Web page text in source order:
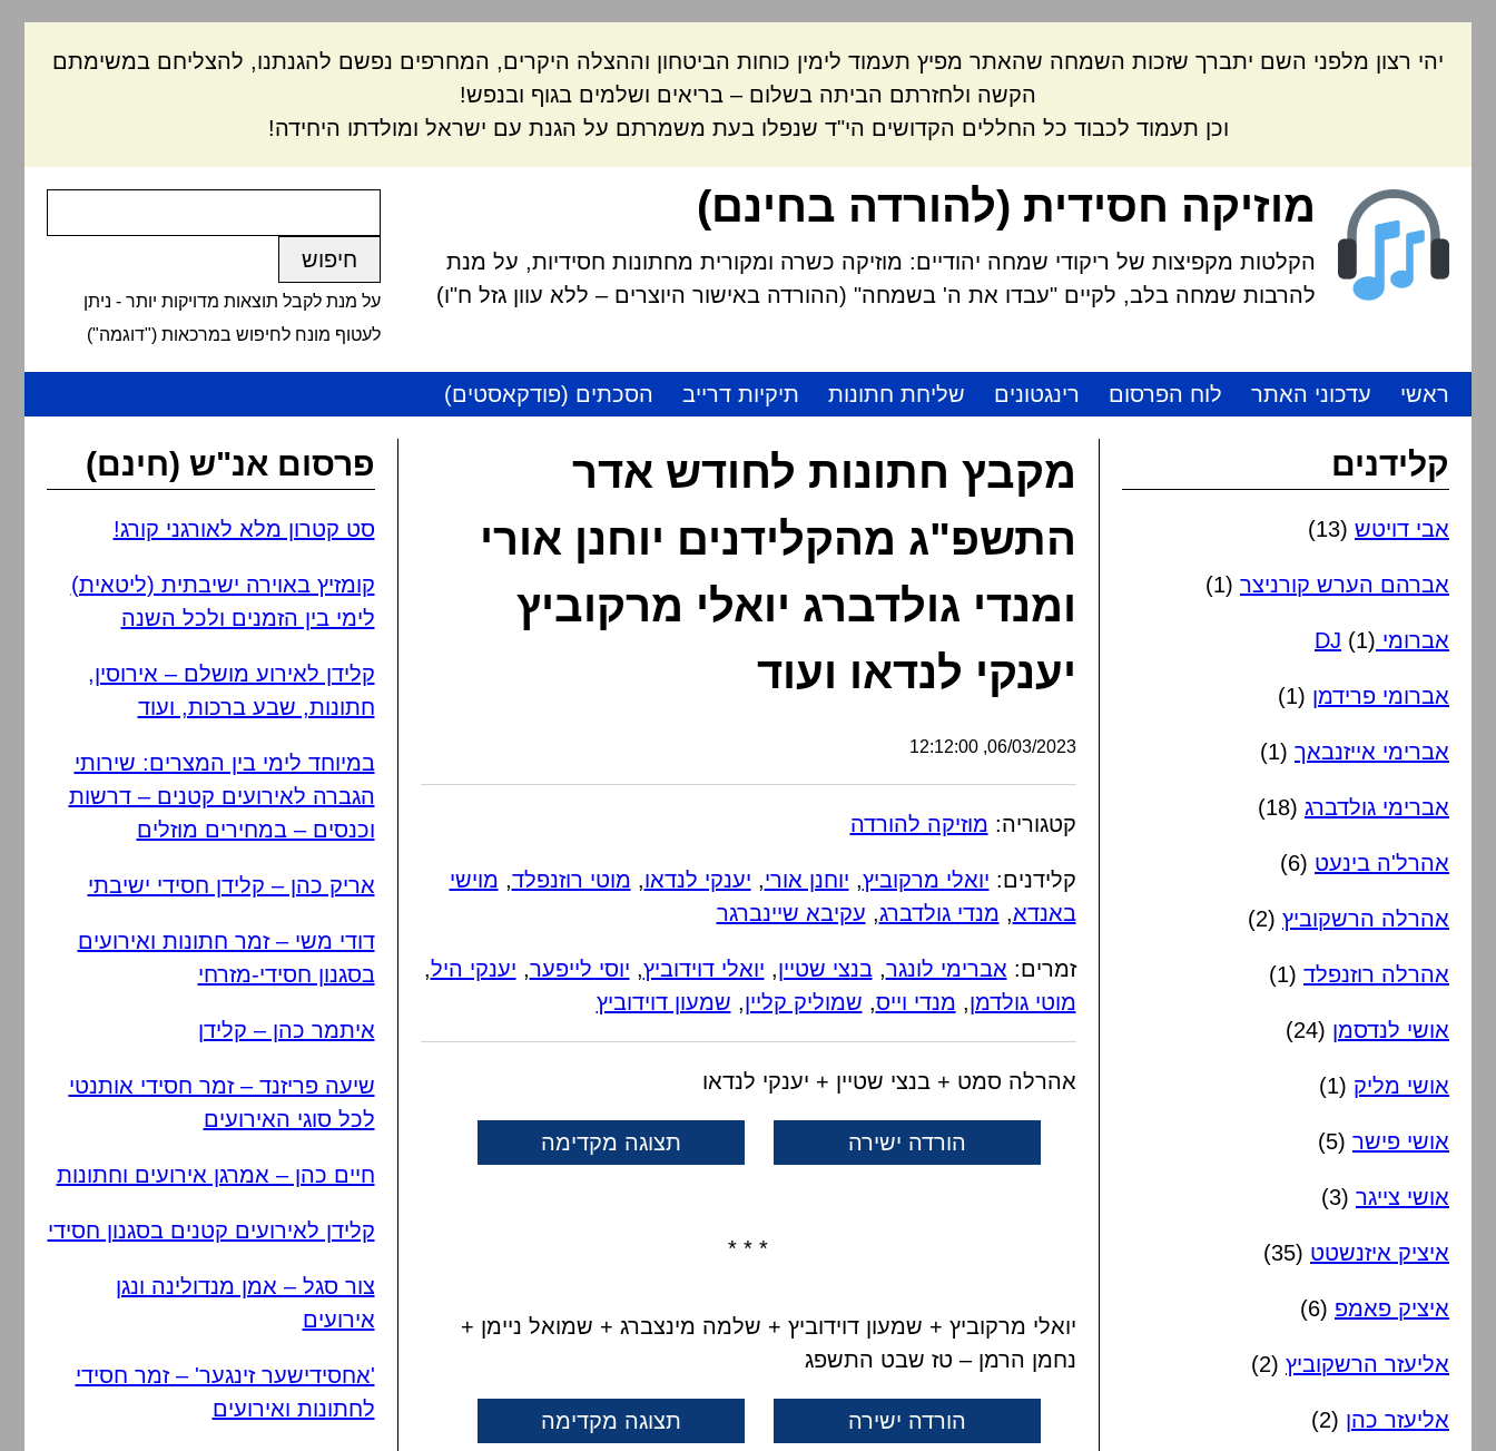
יהי רצון מלפני השם יתברך שזכות השמחה שהאתר מפיץ תעמוד לימין כוחות הביטחון וההצלה היקרים, המחרפים נפשם להגנתנו, להצליחם במשימתם
הקשה ולחזרתם הביתה בשלום – בריאים ושלמים בגוף ובנפש!
וכן תעמוד לכבוד כל החללים הקדושים הי"ד שנפלו בעת משמרתם על הגנת עם ישראל ומולדתו היחידה!
מוזיקה חסידית (להורדה בחינם)
הקלטות מקפיצות של ריקודי שמחה יהודיים: מוזיקה כשרה ומקורית מחתונות חסידיות, על מנת
להרבות שמחה בלב, לקיים "עבדו את ה' בשמחה" (ההורדה באישור היוצרים – ללא עוון גזל ח"ו)
על מנת לקבל תוצאות מדויקות יותר - ניתן
לעטוף מונח לחיפוש במרכאות ("דוגמה")
ראשי עדכוני האתר לוח הפרסום רינגטונים שליחת חתונות תיקיות דרייב הסכתים (פודקאסטים)
מקבץ חתונות לחודש אדר
התשפ"ג מהקלידנים יוחנן אורי
ומנדי גולדברג יואלי מרקוביץ
יענקי לנדאו ועוד
06/03/2023, 12:12:00
קטגוריה: מוזיקה להורדה
קלידנים: יואלי מרקוביץ, יוחנן אורי, יענקי לנדאו, מוטי רוזנפלד, מוישי
באנדא, מנדי גולדברג, עקיבא שיינברגר
זמרים: אברימי לונגר,בנצי שטיין, יואלי דוידוביץ, יוסי לייפער, יענקי היל,
מוטי גולדמן, מנדי וייס, שמוליק קליין, שמעון דוידוביץ
אהרלה סמט + בנצי שטיין + יענקי לנדאו
הורדה ישירה תצוגה מקדימה
* * *
יואלי מרקוביץ + שמעון דוידוביץ + שלמה מינצברג + שמואל ניימן +
נחמן הרמן – טז שבט התשפג
הורדה ישירה תצוגה מקדימה
קלידנים
אבי דויטש (13)
אברהם הערש קורניצר (1)
אברומי DJ (1)
אברומי פרידמן (1)
אברימי אייזנבאך (1)
אברימי גולדברג (18)
אהרל'ה בינעט (6)
אהרלה הרשקוביץ (2)
אהרלה רוזנפלד (1)
אושי לנדסמן (24)
אושי מליק (1)
אושי פישר (5)
אושי צייגר (3)
איציק איזנשטט (35)
איציק פאמפ (6)
אליעזר הרשקוביץ (2)
אליעזר כהן (2)
פרסום אנ"ש (חינם)
סט קטרון מלא לאורגני קורג!
קומזיץ באוירה ישיבתית (ליטאית)
לימי בין הזמנים ולכל השנה
קלידן לאירוע מושלם – אירוסין,
חתונות, שבע ברכות, ועוד
במיוחד לימי בין המצרים: שירותי
הגברה לאירועים קטנים – דרשות
וכנסים – במחירים מוזלים
אריק כהן – קלידן חסידי ישיבתי
דודי משי – זמר חתונות ואירועים
בסגנון חסידי-מזרחי
איתמר כהן – קלידן
שיעה פריזנד – זמר חסידי אותנטי
לכל סוגי האירועים
חיים כהן – אמרגן אירועים וחתונות
קלידן לאירועים קטנים בסגנון חסידי
צור סגל – אמן מנדולינה ונגן
אירועים
'אחסידישער זינגער' – זמר חסידי
לחתונות ואירועים